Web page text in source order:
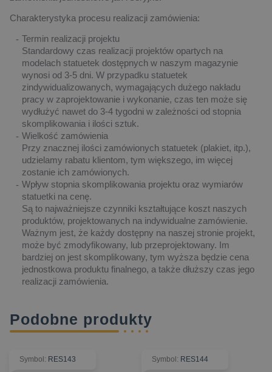
Charakterystyka procesu realizacji zamówienia:
Termin realizacji projektu
Standardowy czas realizacji projektów opartych na
modelach statuetek dostępnych w naszym magazynie
wynosi od 3-5 dni. W przypadku statuetek
zindywidualizowanych, wymagających dużego nakładu
pracy w zaprojektowanie i wykonanie, czas ten może się
wydłużyć nawet do 3-4 tygodni w zależności od stopnia
skomplikowania i ilości sztuk.
Wielkość zamówienia
Przy znacznej ilości zamówionych statuetek (plakiet, itp.),
udzielamy rabatu klientom, tym większego, im więcej
zostanie ich zamówionych.
Wpływ stopnia skomplikowania projektu oraz wymiarów
statuetki na cenę.
Są to najważniejsze czynniki kształtujące koszt naszych
produktów, projektowanych na indywidualne zamówienie.
Ważnym jest, że każdy dostępny na naszej stronie projekt,
może być zmodyfikowany, lub przeprojektowany. Im
bardziej on jest skomplikowany, tym wyższa będzie cena
jednostkowa produktu finalnego, a także dłuższy czas jego
realizacji zamówienia.
Podobne produkty
Symbol: RES143 Symbol: RES144